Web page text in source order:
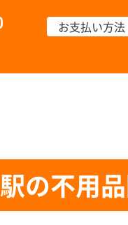
お支払い方法
の不用